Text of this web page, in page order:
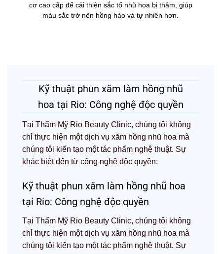
cơ cao cấp để cải thiện sắc tố nhũ hoa bị thâm, giúp
màu sắc trở nên hồng hào và tự nhiên hơn.
Kỹ thuật phun xăm làm hồng nhũ
hoa tại Rio: Công nghệ độc quyền
Tại Thẩm Mỹ Rio Beauty Clinic, chúng tôi không
chỉ thực hiện một dịch vụ xăm hồng nhũ hoa mà
chúng tôi kiến tạo một tác phẩm nghệ thuật. Sự
khác biệt đến từ công nghệ độc quyền:
Kỹ thuật phun xăm làm hồng nhũ hoa
tại Rio: Công nghệ độc quyền
Tại Thẩm Mỹ Rio Beauty Clinic, chúng tôi không
chỉ thực hiện một dịch vụ xăm hồng nhũ hoa mà
chúng tôi kiến tạo một tác phẩm nghệ thuật. Sự